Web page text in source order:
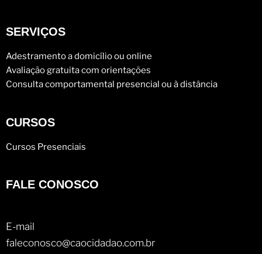
SERVIÇOS
Adestramento a domicílio ou online
Avaliação gratuita com orientações
Consulta comportamental presencial ou à distância
CURSOS
Cursos Presenciais
FALE CONOSCO
E-mail
faleconosco@caocidadao.com.br